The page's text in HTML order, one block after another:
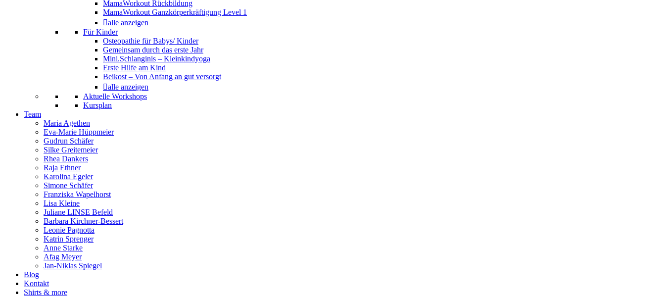
MamaWorkout Rückbildung
MamaWorkout Ganzkörperkräftigung Level 1
alle anzeigen
Für Kinder
Osteopathie für Babys/ Kinder
Gemeinsam durch das erste Jahr
Mini.Schlanginis – Kleinkindyoga
Erste Hilfe am Kind
Beikost – Von Anfang an gut versorgt
alle anzeigen
Aktuelle Workshops
Kursplan
Team
Maria Agethen
Eva-Marie Hüppmeier
Gudrun Schäfer
Silke Greitemeier
Rhea Dankers
Raja Ethner
Karolina Egeler
Simone Schäfer
Franziska Wapelhorst
Lisa Kleine
Juliane LINSE Befeld
Barbara Kirchner-Bessert
Leonie Pagnotta
Katrin Sprenger
Anne Starke
Afag Meyer
Jan-Niklas Spiegel
Blog
Kontakt
Shirts & more